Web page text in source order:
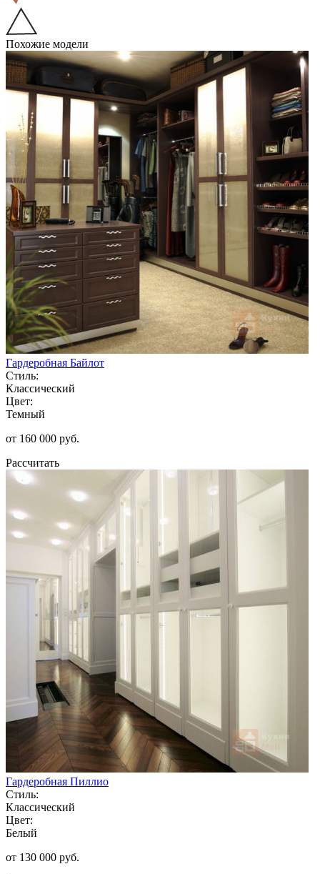
Похожие модели
Гардеробная Байлот
Стиль:
Классический
Цвет:
Темный
от 160 000 руб.
Рассчитать
Гардеробная Пиллио
Стиль:
Классический
Цвет:
Белый
от 130 000 руб.